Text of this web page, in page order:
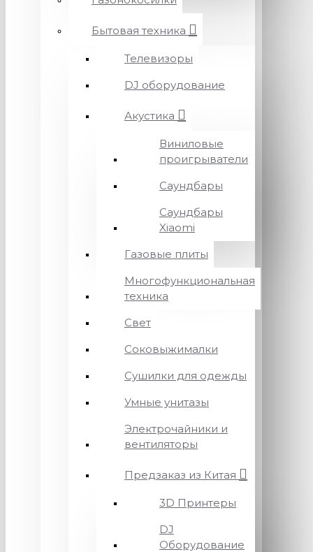
Бытовая техника
Телевизоры
DJ оборудование
Акустика
Виниловые
проигрыватели
Саундбары
Саундбары
Xiaomi
Газовые плиты
Многофункциональная
техника
Свет
Соковыжималки
Сушилки для одежды
Умные унитазы
Электрочайники и
вентиляторы
Предзаказ из Китая
3D Принтеры
DJ
Оборудование